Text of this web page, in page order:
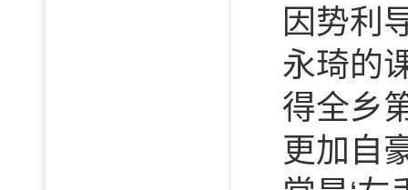
因势利
永琦的
得全乡
更加自